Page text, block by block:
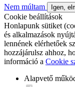
Nem múltam Igen,
Cookie beállítások
Honlapunk sütiket
és alkalmazások
lennének elérhetőek
hozzájárulsz ahhoz,
információ a Cookie
Alapvető